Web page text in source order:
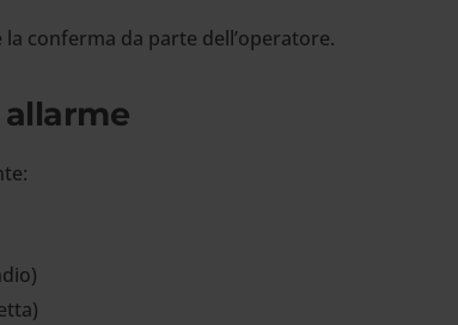
conferma da parte dell’operatore.